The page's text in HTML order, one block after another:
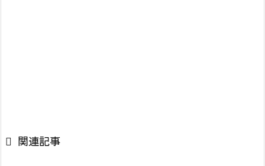
 関連記事